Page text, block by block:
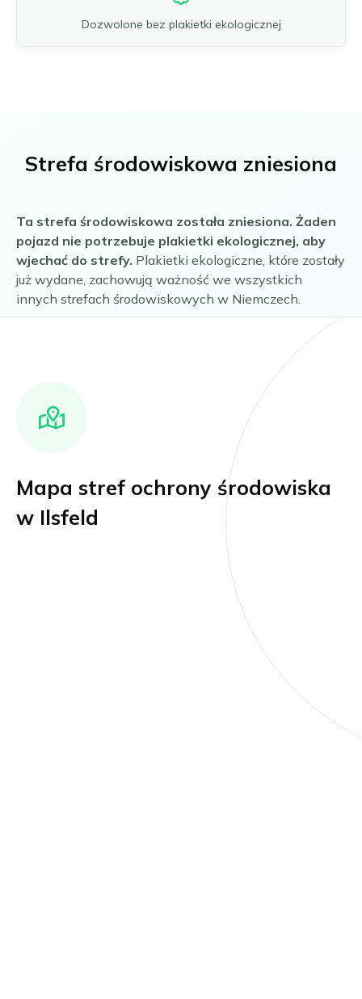
Dozwolone bez plakietki ekologicznej
Strefa środowiskowa zniesiona
Ta strefa środowiskowa została zniesiona. Żaden
pojazd nie potrzebuje plakietki ekologicznej, aby
wjechać do strefy. Plakietki ekologiczne, które zostały
już wydane, zachowują ważność we wszystkich
innych strefach środowiskowych w Niemczech.
Mapa stref ochrony środowiska
w Ilsfeld